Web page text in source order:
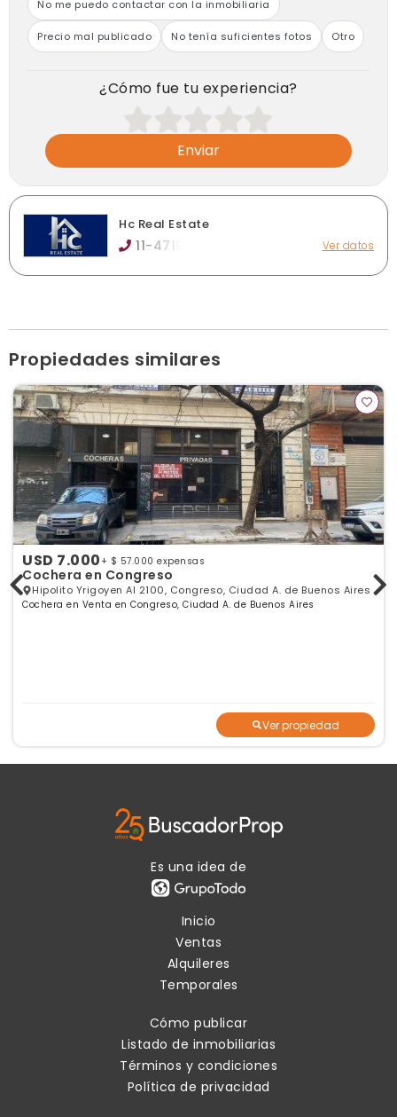
necesarias de la documentación.
No me puedo contactar con la inmobiliaria
Precio mal publicado No tenía suficientes fotos Otro
¿Cómo fue tu experiencia?
Enviar
Hc Real Estate
11-4719 Ver datos
Ver publicaciones de la inmobiliaria
Propiedades similares
USD 7.000 + $ 57.000 expensas
Cochera en Congreso
Hipolito Yrigoyen Al 2100, Congreso, Ciudad A. de Buenos Aires
Cochera en Venta en Congreso, Ciudad A. de Buenos Aires
Ver propiedad
Es una idea de
Inicio
Ventas
Alquileres
Temporales
Cómo publicar
Listado de inmobiliarias
Términos y condiciones
Política de privacidad